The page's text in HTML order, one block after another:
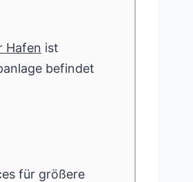
Hafen ist
befindet
für größere